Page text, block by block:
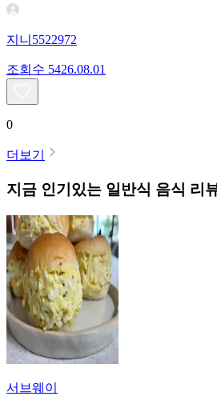
지니5522972
조회수 5426.08.01
0
더보기
지금 인기있는 일반식 음식 리
서브웨이